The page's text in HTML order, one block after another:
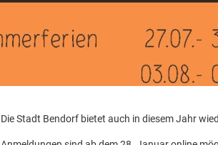
Die Stadt Bendorf bietet auch in diesem Jahr